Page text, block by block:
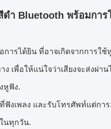
ดํา Bluetooth พร้อมการ
ารได้ยิน ที่อาจเกิดจากการใช้
เพื่อให้แน่ใจว่าเสียงจะส่งผ่า
หูฟัง.
งเพลง และรับโทรศัพท์แต่กา
นทุกวัน.